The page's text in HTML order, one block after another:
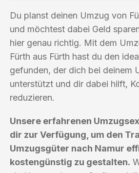
Du planst deinen Umzug von
und möchtest dabei Geld
hier genau richtig. Mit dem
Fürth aus Fürth hast du den
gefunden, der dich bei deinem
unterstützt und dir dabei hilft,
reduzieren.
Unsere erfahrenen
dir zur Verfügung, um den
Umzugsgüter nach Namur
kostengünstig zu gestalten.